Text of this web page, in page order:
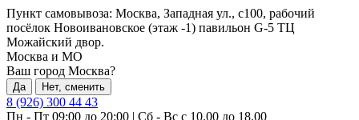
Пункт самовывоза: Москва, Западная ул., с100, рабочий
посёлок Новоивановское (этаж -1) павильон G-5 ТЦ
Можайский двор.
Москва и МО
Ваш город Москва?
Да Нет, сменить
8 (926) 300 44 43
Пн - Пт 09:00 до 20:00 | Сб - Вс с 10.00 до 18.00